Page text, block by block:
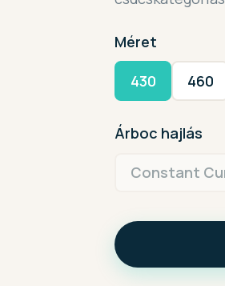
Méret
430 460
Árboc hajlás
Constant